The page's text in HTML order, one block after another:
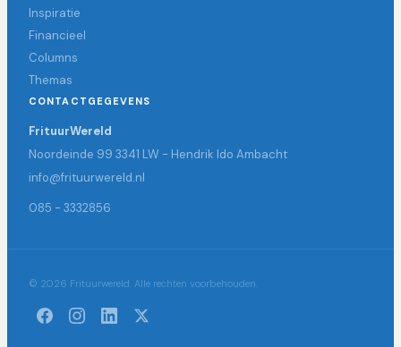
Inspiratie
Financieel
Columns
Themas
CONTACTGEGEVENS
FrituurWereld
Noordeinde 99 3341 LW - Hendrik Ido Ambacht
info@frituurwereld.nl
085 - 3332856
© 2026 Frituurwereld. Alle rechten voorbehouden.